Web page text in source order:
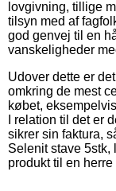
lovgivning, tillige
tilsyn med af
god genvej til en
vanskeligheder
Udover dette er
omkring de mest
købet,
I relation til det er
sikrer sin faktura,
Selenit stave 5stk,
produkt til en